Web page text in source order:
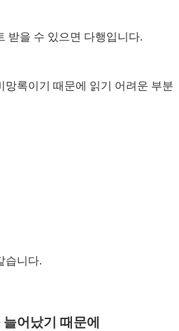
받을 수 있으면 다행입니다.
망록이기 때문에 읽기 어려운 부분
습니다.
어났기 때문에